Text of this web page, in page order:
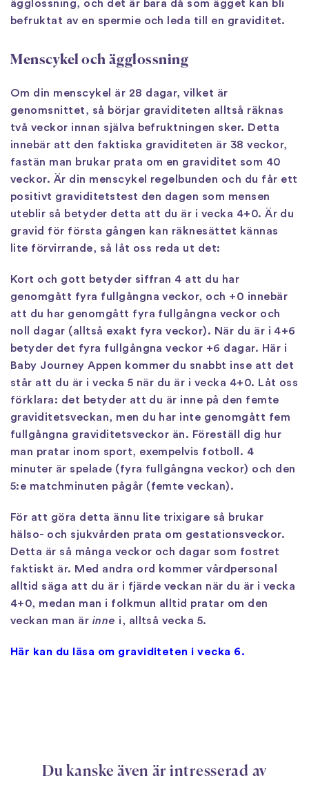
ägglossning, och det är bara då som ägget kan bli
befruktat av en spermie och leda till en graviditet.
Menscykel och ägglossning
Om din menscykel är 28 dagar, vilket är
genomsnittet, så börjar graviditeten alltså räknas
två veckor innan själva befruktningen sker. Detta
innebär att den faktiska graviditeten är 38 veckor,
fastän man brukar prata om en graviditet som 40
veckor. Är din menscykel regelbunden och du får ett
positivt graviditetstest den dagen som mensen
uteblir så betyder detta att du är i vecka 4+0. Är du
gravid för första gången kan räknesättet kännas
lite förvirrande, så låt oss reda ut det:
Kort och gott betyder siffran 4 att du har
genomgått fyra fullgångna veckor, och +0 innebär
att du har genomgått fyra fullgångna veckor och
noll dagar (alltså exakt fyra veckor). När du är i 4+6
betyder det fyra fullgångna veckor +6 dagar. Här i
Baby Journey Appen kommer du snabbt inse att det
står att du är i vecka 5 när du är i vecka 4+0. Låt oss
förklara: det betyder att du är inne på den femte
graviditetsveckan, men du har inte genomgått fem
fullgångna graviditetsveckor än. Föreställ dig hur
man pratar inom sport, exempelvis fotboll. 4
minuter är spelade (fyra fullgångna veckor) och den
5:e matchminuten pågår (femte veckan).
För att göra detta ännu lite trixigare så brukar
hälso- och sjukvården prata om gestationsveckor.
Detta är så många veckor och dagar som fostret
faktiskt är. Med andra ord kommer vårdpersonal
alltid säga att du är i fjärde veckan när du är i vecka
4+0, medan man i folkmun alltid pratar om den
veckan man är inne i, alltså vecka 5.
Här kan du läsa om graviditeten i vecka 6.
Du kanske även är intresserad av